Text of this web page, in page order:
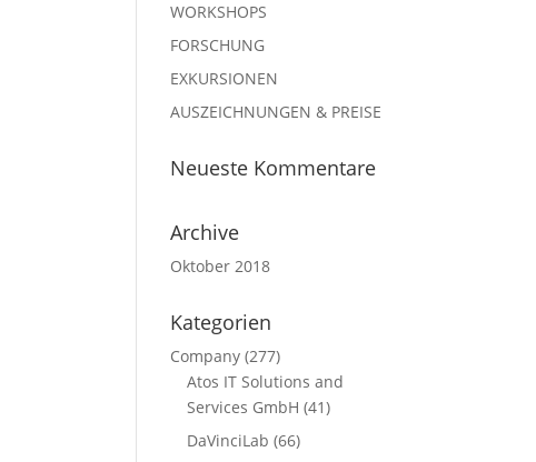
WORKSHOPS
FORSCHUNG
EXKURSIONEN
AUSZEICHNUNGEN & PREISE
Neueste Kommentare
Archive
Oktober 2018
Kategorien
Company (277)
Atos IT Solutions and
Services GmbH (41)
DaVinciLab (66)